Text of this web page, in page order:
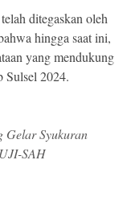
ditegaskan oleh
hingga saat ini,
yang mendukung
Sulsel 2024.
Gelar Syukuran
SAH